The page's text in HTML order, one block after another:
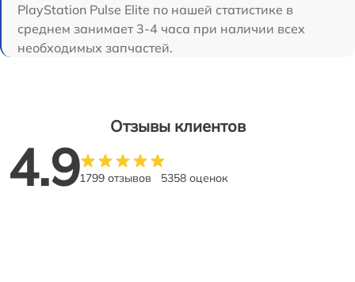
PlayStation Pulse Elite по нашей статистике в
среднем занимает 3-4 часа при наличии всех
необходимых запчастей.
Отзывы клиентов
4.91799 отзывов 5358 оценок